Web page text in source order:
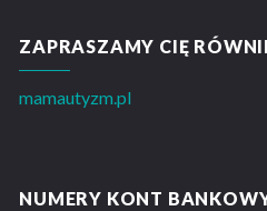
ZAPRASZAMY CIĘ
mamautyzm.pl
NUMERY KONT